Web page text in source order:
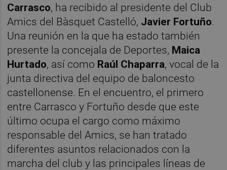
Carrasco, ha recibido al presidente del Club
Amics del Bàsquet Castelló, Javier Fortuño.
Una reunión en la que ha estado también
presente la concejala de Deportes, Maica
Hurtado, así como Raúl Chaparra, vocal de la
junta directiva del equipo de baloncesto
castellonense. En el encuentro, el primero
entre Carrasco y Fortuño desde que este
último ocupa el cargo como máximo
responsable del Amics, se han tratado
diferentes asuntos relacionados con la
marcha del club y las principales líneas de